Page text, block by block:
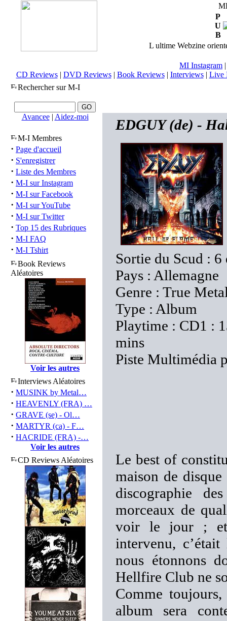
P
U
B
L ultime Webzine
MI Instagram
CD Reviews| DVD Reviews| Book Reviews| Interviews| Live
Rechercher sur M-I
Avancee| Aidez-moi
M-I Membres
· Page d'accueil
· S'enregistrer
· Liste des Membres
· M-I sur Instagram
· M-I sur Facebook
· M-I sur YouTube
· M-I sur Twitter
· Top 15 des Rubriques
· M-I FAQ
· M-I Tshirt
Book Reviews
Aléatoires
Voir les autres
Interviews Aléatoires
· MUSINK by Metal…
· HEAVENLY (FRA) …
· GRAVE (se) - Ol…
· MARTYR (ca) - F…
· HACRIDE (FRA) -…
Voir les autres
CD Reviews Aléatoires
EDGUY (de) -
Sortie du Scud :
Pays : Allemagne
Genre : True
Type : Album
Playtime : CD1 :
mins
Piste Multimédia
Le best of
maison de
discographie
morceaux de
voir le jour ; et
intervenu,
nous étonnons
Hellfire Club ne
Comme
album sera